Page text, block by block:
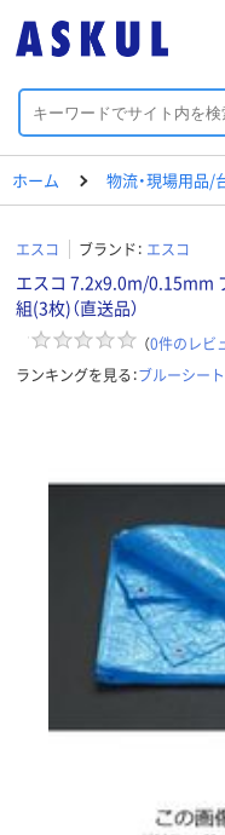
ホーム 物流・現場用品/
エスコ ブランド： エスコ
エスコ 7.2x9.0m/0.15mm
組(3枚)（直送品）
（0件のレビ
ランキングを見る：ブルーシート